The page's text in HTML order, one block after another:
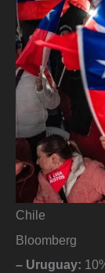
Chile
Bloomberg
– Uruguay: